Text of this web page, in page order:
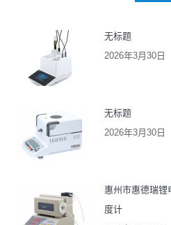
无标题
2026年3月30日
无标题
2026年3月30日
惠州市惠德瑞锂
度计